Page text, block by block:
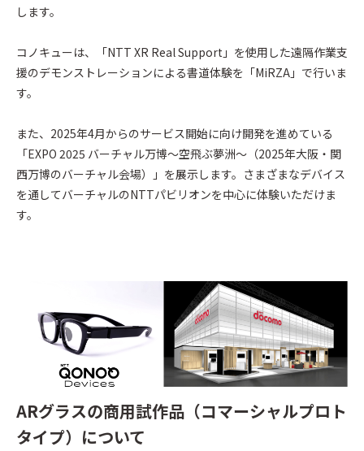
します。
コノキューは、「NTT XR Real Support」を使用した遠隔作業支
援のデモンストレーションによる書道体験を「MiRZA」で行いま
す。
また、2025年4月からのサービス開始に向け開発を進めている
「EXPO 2025 バーチャル万博～空飛ぶ夢洲～（2025年大阪・関
西万博のバーチャル会場）」を展示します。さまざまなデバイス
を通してバーチャルのNTTパビリオンを中心に体験いただけま
す。
ARグラスの商用試作品（コマーシャルプロト
タイプ）について